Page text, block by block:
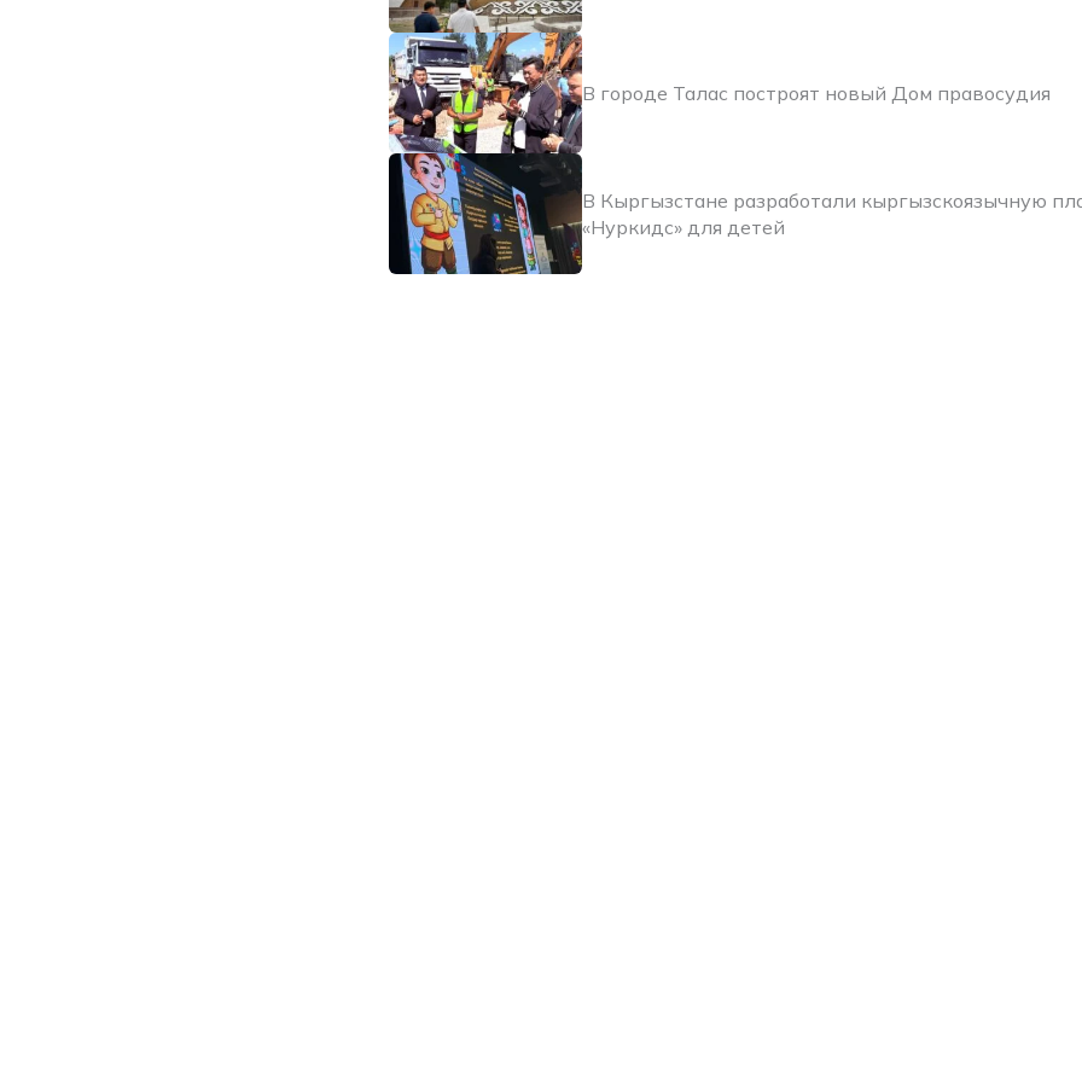
В городе Талас построят новый Дом правосудия
В Кыргызстане разработали кыргызскоязычную
«Нуркидс» для детей